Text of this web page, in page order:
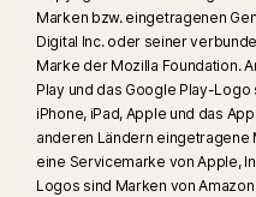
Erfordert, dass Ihr Gerät über
eingeschaltet ist.
Dark Web Monitoring ist nicht in
Informationen überwacht werden,
gewählten Abonnement ab. In
Marken bzw. eingetragenen
Digital Inc. oder seiner
Marke der Mozilla Foundation.
Play und das Google Play-Logo
iPhone, iPad, Apple und das
anderen Ländern eingetragene
eine Servicemarke von Apple,
Logos sind Marken von